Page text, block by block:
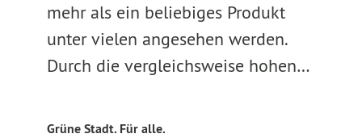
mehr als ein beliebiges Produkt
unter vielen angesehen werden.
Durch die vergleichsweise hohen…
Grüne Stadt. Für alle.